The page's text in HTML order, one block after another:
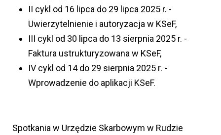
II cykl od 16 lipca do 29 lipca 2025 r. -
Uwierzytelnienie i autoryzacja w KSeF,
III cykl od 30 lipca do 13 sierpnia 2025 r. -
Faktura ustrukturyzowana w KSeF,
IV cykl od 14 do 29 sierpnia 2025 r. -
Wprowadzenie do aplikacji KSeF.
Spotkania w Urzędzie Skarbowym w Rudzie